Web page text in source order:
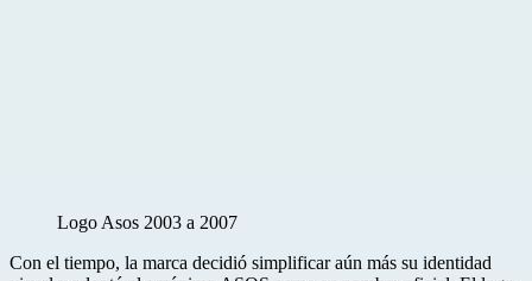
Logo Asos 2003 a 2007
Con el tiempo, la marca decidió simplificar aún más su identidad